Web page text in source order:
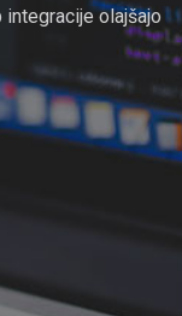
olajšajo